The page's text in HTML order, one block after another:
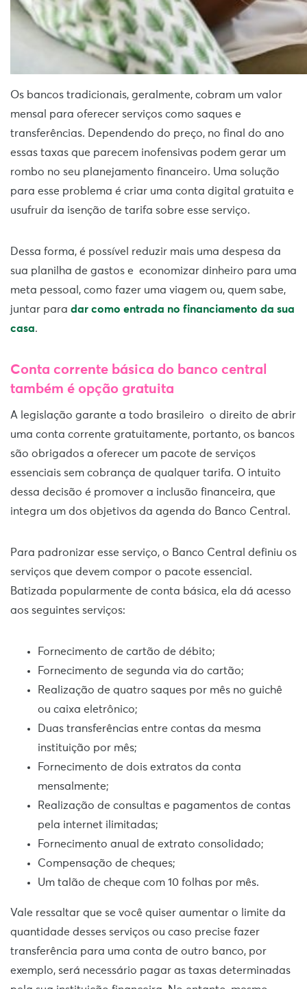
Os bancos tradicionais, geralmente, cobram um valor
mensal para oferecer serviços como saques e
transferências. Dependendo do preço, no final do ano
essas taxas que parecem inofensivas podem gerar um
rombo no seu planejamento financeiro. Uma solução
para esse problema é criar uma conta digital gratuita e
usufruir da isenção de tarifa sobre esse serviço.
Dessa forma, é possível reduzir mais uma despesa da
sua planilha de gastos e economizar dinheiro para uma
meta pessoal, como fazer uma viagem ou, quem sabe,
juntar para dar como entrada no financiamento da sua
casa.
Conta corrente básica do banco central
também é opção gratuita
A legislação garante a todo brasileiro o direito de abrir
uma conta corrente gratuitamente, portanto, os bancos
são obrigados a oferecer um pacote de serviços
essenciais sem cobrança de qualquer tarifa. O intuito
dessa decisão é promover a inclusão financeira, que
integra um dos objetivos da agenda do Banco Central.
Para padronizar esse serviço, o Banco Central definiu os
serviços que devem compor o pacote essencial.
Batizada popularmente de conta básica, ela dá acesso
aos seguintes serviços:
Fornecimento de cartão de débito;
Fornecimento de segunda via do cartão;
Realização de quatro saques por mês no guichê
ou caixa eletrônico;
Duas transferências entre contas da mesma
instituição por mês;
Fornecimento de dois extratos da conta
mensalmente;
Realização de consultas e pagamentos de contas
pela internet ilimitadas;
Fornecimento anual de extrato consolidado;
Compensação de cheques;
Um talão de cheque com 10 folhas por mês.
Vale ressaltar que se você quiser aumentar o limite da
quantidade desses serviços ou caso precise fazer
transferência para uma conta de outro banco, por
exemplo, será necessário pagar as taxas determinadas